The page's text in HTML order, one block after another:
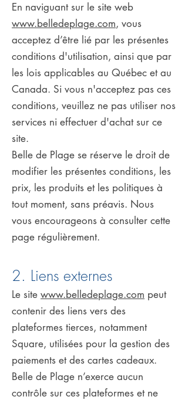
En naviguant sur le site web
www.belledeplage.com, vous
acceptez d’être lié par les présentes
conditions d'utilisation, ainsi que par
les lois applicables au Québec et au
Canada. Si vous n'acceptez pas ces
conditions, veuillez ne pas utiliser nos
services ni effectuer d'achat sur ce
site.
Belle de Plage se réserve le droit de
modifier les présentes conditions, les
prix, les produits et les politiques à
tout moment, sans préavis. Nous
vous encourageons à consulter cette
page régulièrement.
2. Liens externes
Le site www.belledeplage.com peut
contenir des liens vers des
plateformes tierces, notamment
Square, utilisées pour la gestion des
paiements et des cartes cadeaux.
Belle de Plage n’exerce aucun
contrôle sur ces plateformes et ne